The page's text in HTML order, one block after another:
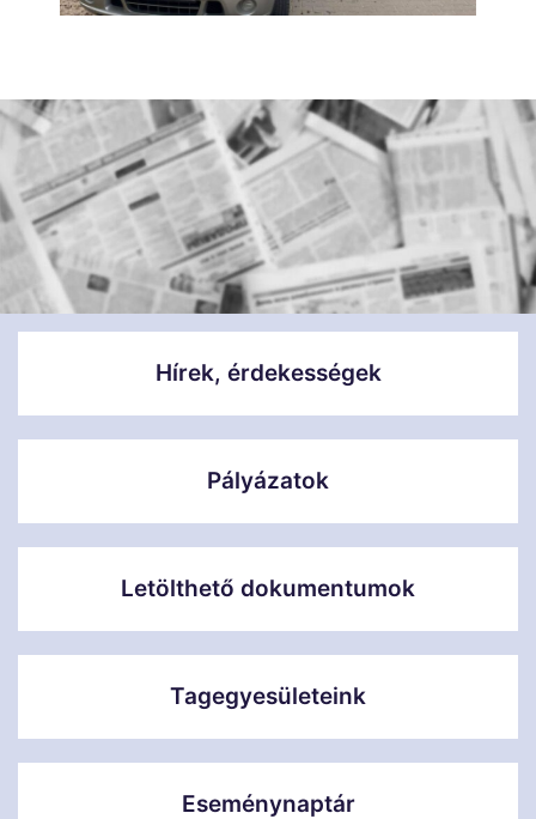
Hírek, érdekességek
Pályázatok
Letölthető dokumentumok
Tagegyesületeink
Eseménynaptár